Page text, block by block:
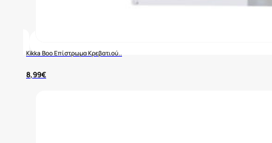
Kikka Boo Επίστρωμα Κρεβατιού..
8,99€